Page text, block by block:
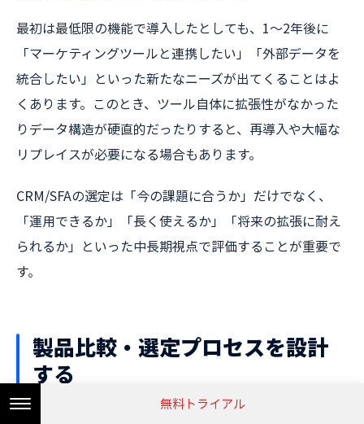
最初は最低限の機能で導入したとしても、1〜2年後に
「マーケティングツールと連携したい」「外部データを
統合したい」といった新たなニーズが出てくることはよ
くあります。このとき、ツール自体に拡張性がなかった
りデータ構造が硬直的だったりすると、再導入や大幅な
リプレイスが必要になる場合もあります。
CRM/SFAの選定は「今の課題に合うか」だけでなく、
「運用できるか」「長く使えるか」「将来の拡張に耐え
られるか」といった中長期視点で評価することが重要で
す。
製品比較・選定プロセスを設計
する
CRM/SFAの選定では、最終的に導入する製品を1つに絞
無料トライアル